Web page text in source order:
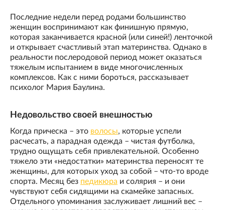
Последние недели перед родами большинство
женщин воспринимают как финишную прямую,
которая заканчивается красной (или синей!) ленточкой
и открывает счастливый этап материнства. Однако в
реальности послеродовой период может оказаться
тяжелым испытанием в виде многочисленных
комплексов. Как с ними бороться, рассказывает
психолог Мария Баулина.
Недовольство своей внешностью
Когда прическа – это волосы, которые успели
расчесать, а парадная одежда – чистая футболка,
трудно ощущать себя привлекательной. Особенно
тяжело эти «недостатки» материнства переносят те
женщины, для которых уход за собой – что-то вроде
спорта. Месяц без педикюра и солярия – и они
чувствуют себя сидящими на скамейке запасных.
Отдельного упоминания заслуживает лишний вес –